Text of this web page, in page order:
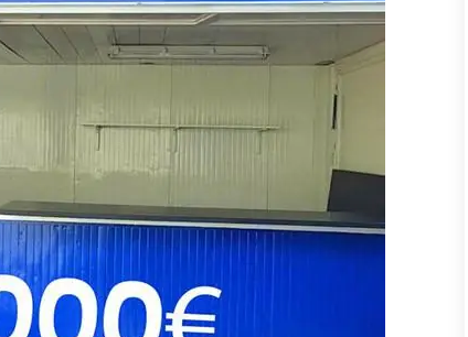
Arrosa sareko IX. topaketak!
2021/10/13
Arrosari buruzko erreportaia
2021/07/16
Zebrabidearen denboraldi
amaiera EHZtik